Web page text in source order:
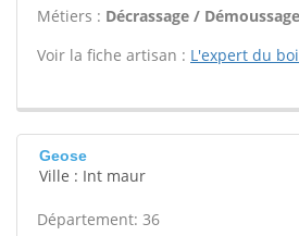
Métiers : Décrassage /
Voir la fiche artisan : L'expert du
Geose
Ville : Int maur
Département: 36